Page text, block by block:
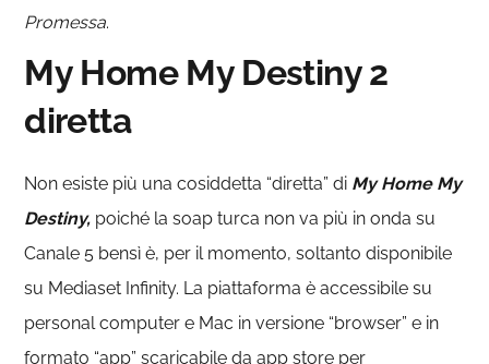
Promessa.
My Home My Destiny 2
diretta
Non esiste più una cosiddetta “diretta” di My Home My
Destiny, poiché la soap turca non va più in onda su
Canale 5 bensì è, per il momento, soltanto disponibile
su Mediaset Infinity. La piattaforma è accessibile su
personal computer e Mac in versione “browser” e in
formato “app” scaricabile da app store per